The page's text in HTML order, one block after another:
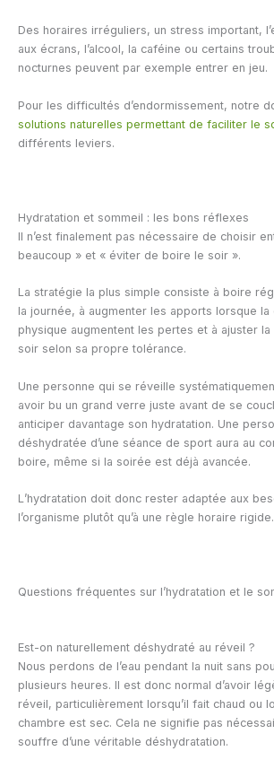
Des horaires irréguliers, un stress important,
aux écrans, l’alcool, la caféine ou certains
nocturnes peuvent par exemple entrer en jeu.
Pour les difficultés d’endormissement, notre
solutions naturelles permettant de faciliter le
différents leviers.
Hydratation et sommeil : les bons réflexes
Il n’est finalement pas nécessaire de choisir
beaucoup » et « éviter de boire le soir ».
La stratégie la plus simple consiste à boire
la journée, à augmenter les apports lorsque la
physique augmentent les pertes et à ajuster la
soir selon sa propre tolérance.
Une personne qui se réveille
avoir bu un grand verre juste avant de se
anticiper davantage son hydratation. Une
déshydratée d’une séance de sport aura au
boire, même si la soirée est déjà avancée.
L’hydratation doit donc rester adaptée aux
l’organisme plutôt qu’à une règle horaire rigide.
Questions fréquentes sur l’hydratation et le
Est-on naturellement déshydraté au réveil ?
Nous perdons de l’eau pendant la nuit sans
plusieurs heures. Il est donc normal d’avoir
réveil, particulièrement lorsqu’il fait chaud ou
chambre est sec. Cela ne signifie pas
souffre d’une véritable déshydratation.